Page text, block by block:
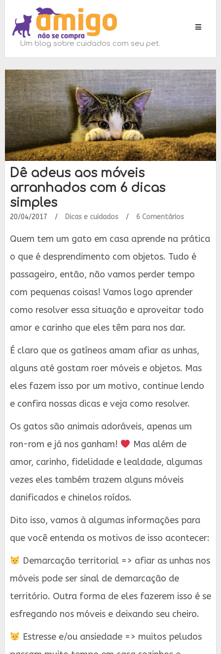
Toggle
Um blog sobre cuidados com seu pet.
Dê adeus aos móveis
arranhados com 6 dicas
simples
20/04/2017 / Dicas e cuidados / 6 Comentários
Quem tem um gato em casa aprende na prática
o que é desprendimento com objetos. Tudo é
passageiro, então, não vamos perder tempo
com pequenas coisas! Vamos logo aprender
como resolver essa situação e aproveitar todo
amor e carinho que eles têm para nos dar.
É claro que os gatíneos amam afiar as unhas,
alguns até gostam roer móveis e objetos. Mas
eles fazem isso por um motivo, continue lendo
e confira nossas dicas e veja como resolver.
Os gatos são animais adoráveis, apenas um
ron-rom e já nos ganham!
Mas além de
amor, carinho, fidelidade e lealdade, algumas
vezes eles também trazem alguns móveis
danificados e chinelos roídos.
Dito isso, vamos à algumas informações para
que você entenda os motivos de isso acontecer:
Demarcação territorial => afiar as unhas nos
móveis pode ser sinal de demarcação de
território. Outra forma de eles fazerem isso é se
esfregando nos móveis e deixando seu cheiro.
Estresse e/ou ansiedade => muitos peludos